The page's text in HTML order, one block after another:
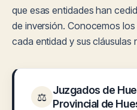
que esas entidades han
de inversión. Conocemos
cada entidad y sus
⚖
Juzgados de
Provincial de